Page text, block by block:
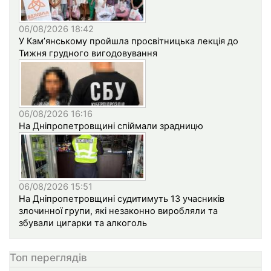
06/08/2026 18:42
У Кам’янському пройшла просвітницька лекція до
Тижня грудного вигодовування
06/08/2026 16:16
На Дніпропетровщині спіймали зрадницю
06/08/2026 15:51
На Дніпропетровщині судитимуть 13 учасників
злочинної групи, які незаконно виробляли та
збували цигарки та алкоголь
Топ переглядів